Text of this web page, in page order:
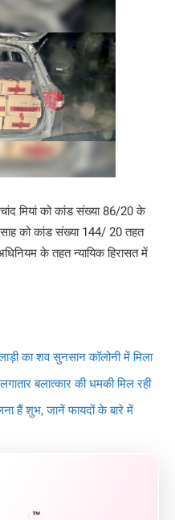
चांद मियां को कांड संख्या 86/20 के
को कांड संख्या 144/ 20 तहत
के तहत न्यायिक हिरासत में
का शव सुनसान कॉलोनी में मिला
बलात्कार की धमकी मिल रही
हैं शुभ, जानें फायदों के बारे में